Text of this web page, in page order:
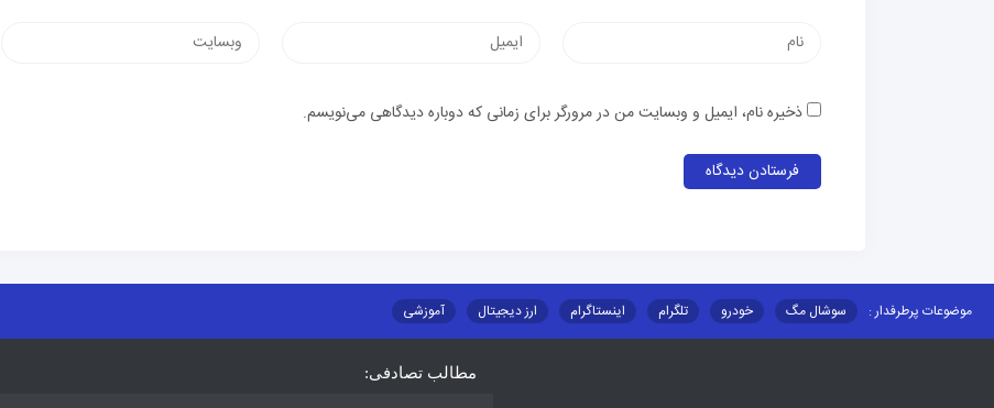
ذخیره نام، ایمیل و وبسایت من در مرورگر برای زمانی که دوباره دیدگاهی می‌نویسم.
موضوعات پرطرفدار : سوشال مگ خودرو تلگرام اینستاگرام ارز دیجیتال آموزشی
مطالب تصادفی: